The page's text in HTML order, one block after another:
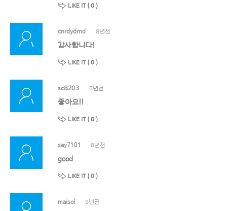
LIKE IT ( 0 )
cnrdydrnd 8년전
감사합니다!
LIKE IT ( 0 )
sc8203 8년전
좋아요!!
LIKE IT ( 0 )
say7101 8년전
good
LIKE IT ( 0 )
maisol 9년전